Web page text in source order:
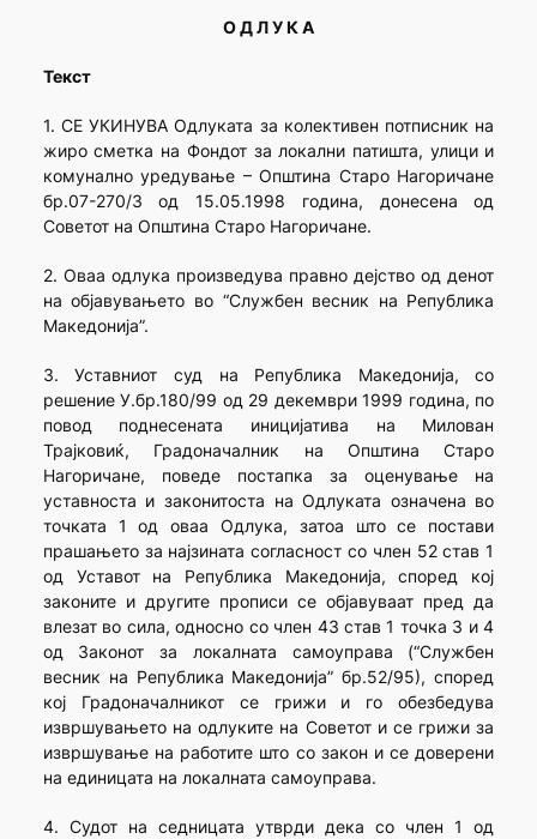
О Д Л У К А
Текст
1. СЕ УКИНУВА Одлуката за колективен потписник на
жиро сметка на Фондот за локални патишта, улици и
комунално уредување – Општина Старо Нагоричане
бр.07-270/3 од 15.05.1998 година, донесена од
Советот на Општина Старо Нагоричане.
2. Оваа одлука произведува правно дејство од денот
на објавувањето во “Службен весник на Република
Македонија”.
3. Уставниот суд на Република Македонија, со
решение У.бр.180/99 од 29 декември 1999 година, по
повод поднесената иницијатива на Милован
Трајковиќ, Градоначалник на Општина Старо
Нагоричане, поведе постапка за оценување на
уставноста и законитоста на Одлуката означена во
точката 1 од оваа Одлука, затоа што се постави
прашањето за најзината согласност со член 52 став 1
од Уставот на Република Македонија, според кој
законите и другите прописи се објавуваат пред да
влезат во сила, односно со член 43 став 1 точка 3 и 4
од Законот за локалната самоуправа (“Службен
весник на Република Македонија” бр.52/95), според
кој Градоначалникот се грижи и го обезбедува
извршувањето на одлуките на Советот и се грижи за
извршување на работите што со закон и се доверени
на единицата на локалната самоуправа.
4. Судот на седницата утврди дека со член 1 од